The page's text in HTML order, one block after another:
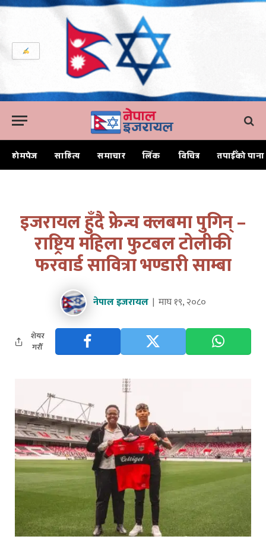
होमपेज साहित्य समाचार लिंक विचित्र तपाईँको पाना
इजरायल हुँदै फ्रेन्च क्लबमा पुगिन् –
राष्ट्रिय महिला फुटबल टोलीकी
फरवार्ड सावित्रा भण्डारी साम्बा
नेपाल इजरायल माघ १९, २०८०
शेयर
गरौँ